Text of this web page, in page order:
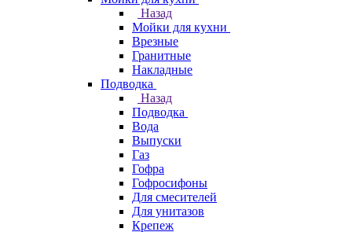
Назад
Мойки для кухни
Врезные
Гранитные
Накладные
Подводка
Назад
Подводка
Вода
Выпуски
Газ
Гофра
Гофросифоны
Для смесителей
Для унитазов
Крепеж